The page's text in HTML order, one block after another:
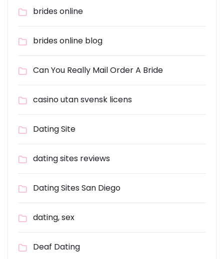
brides online
brides online blog
Can You Really Mail Order A Bride
casino utan svensk licens
Dating Site
dating sites reviews
Dating Sites San Diego
dating, sex
Deaf Dating